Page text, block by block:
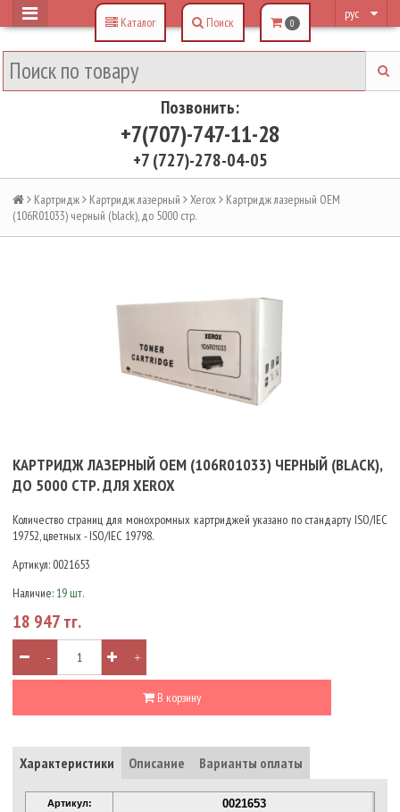
рус
Позвонить:
+7(707)-747-11-28
+7 (727)-278-04-05
Каталог Поиск 0
Картридж Картридж лазерный Xerox
Картридж лазерный OEM
(106R01033) черный (black), до 5000 стр.
КАРТРИДЖ ЛАЗЕРНЫЙ OEM (106R01033) ЧЕРНЫЙ (BLACK),
ДО 5000 СТР. ДЛЯ XEROX
Количество страниц для монохромных картриджей указано по стандарту ISO/IEC
19752, цветных - ISO/IEC 19798.
Артикул: 0021653
Наличие: 19 шт.
18 947 тг.
- +
В корзину
Характеристики Описание Варианты оплаты
Артикул: 0021653